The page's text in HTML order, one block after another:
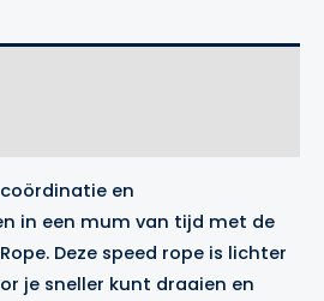
en
in een mum van tijd met de
Deze speed rope is lichter
je sneller kunt draaien en